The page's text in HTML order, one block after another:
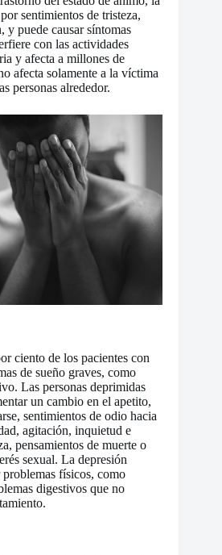
sentimientos de tristeza,
y puede causar síntomas
con las actividades
y afecta a millones de
afecta solamente a la víctima
personas alrededor.
ciento de los pacientes con
de sueño graves, como
Las personas deprimidas
un cambio en el apetito,
sentimientos de odio hacia
agitación, inquietud e
pensamientos de muerte o
sexual. La depresión
físicos, como
digestivos que no